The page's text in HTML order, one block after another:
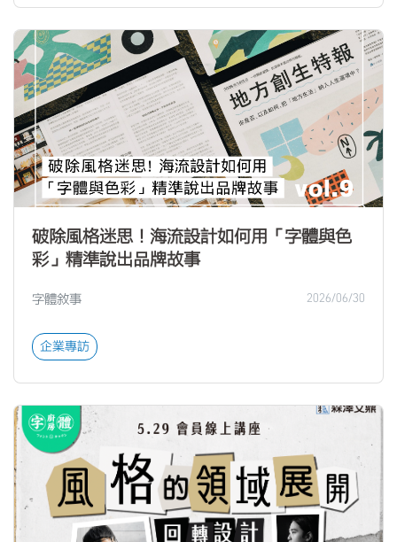
破除風格迷思！海流設計如何用「字體與色
彩」精準說出品牌故事
字體敘事 2026/06/30
企業專訪